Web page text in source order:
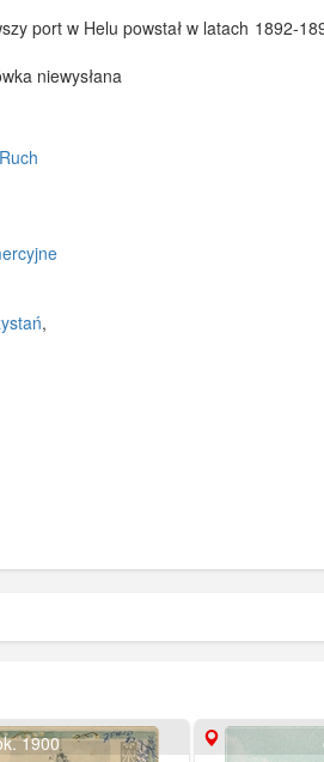
port w Helu powstał w latach 1892-
niewysłana
,
1900